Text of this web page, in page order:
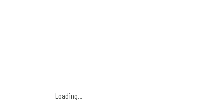
Loading...